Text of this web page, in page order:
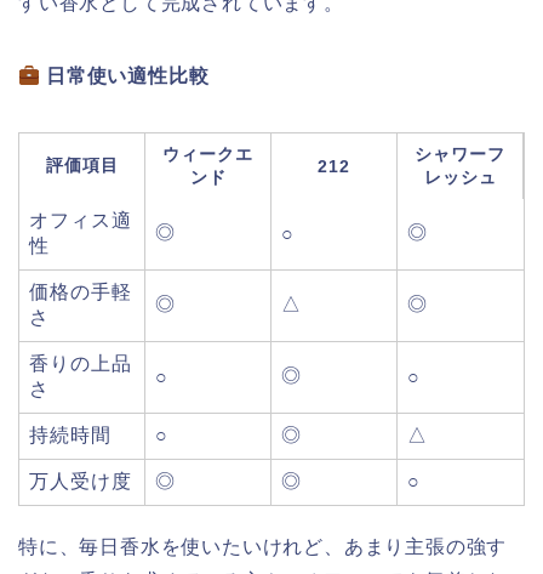
日常使い適性比較
評価項目
ウィークエ
ンド
212
シャワーフ
レッシュ
オフィス適
性
◎ ○ ◎
価格の手軽
さ
◎ △ ◎
香りの上品
さ
○ ◎ ○
持続時間 ○ ◎ △
万人受け度 ◎ ◎ ○
特に、毎日香水を使いたいけれど、あまり主張の強す